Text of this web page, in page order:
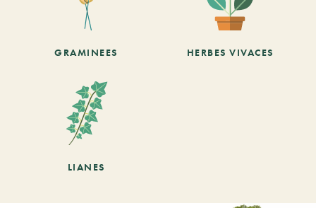
GRAMINEES HERBES VIVACES
LIANES